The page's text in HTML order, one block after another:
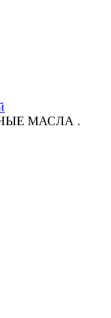
МАСЛА .